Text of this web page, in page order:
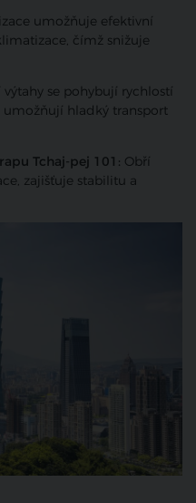
umožňuje efektivní
čímž snižuje
výtahy se pohybují rychlostí
umožňují hladký transport
Tchaj-pej 101: Obří
zajišťuje stabilitu a